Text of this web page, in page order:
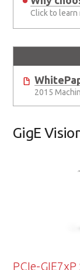
2015
GigE
PCIe-GIE7xP